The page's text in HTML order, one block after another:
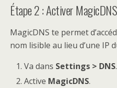
Étape 2 : Activer
MagicDNS te permet
nom lisible au lieu d’une IP
Va dans Settings > DNS.
Active MagicDNS.